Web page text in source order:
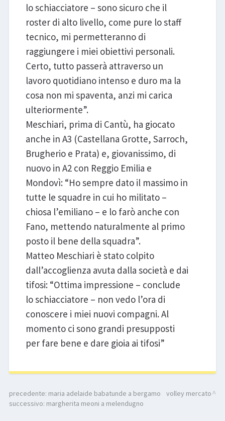
lo schiacciatore – sono sicuro che il
roster di alto livello, come pure lo staff
tecnico, mi permetteranno di
raggiungere i miei obiettivi personali.
Certo, tutto passerà attraverso un
lavoro quotidiano intenso e duro ma la
cosa non mi spaventa, anzi mi carica
ulteriormente”.
Meschiari, prima di Cantù, ha giocato
anche in A3 (Castellana Grotte, Sarroch,
Brugherio e Prata) e, giovanissimo, di
nuovo in A2 con Reggio Emilia e
Mondovì: “Ho sempre dato il massimo in
tutte le squadre in cui ho militato –
chiosa l’emiliano – e lo farò anche con
Fano, mettendo naturalmente al primo
posto il bene della squadra”.
Matteo Meschiari è stato colpito
dall’accoglienza avuta dalla società e dai
tifosi: “Ottima impressione – conclude
lo schiacciatore – non vedo l’ora di
conoscere i miei nuovi compagni. Al
momento ci sono grandi presupposti
per fare bene e dare gioia ai tifosi”
precedente: maria adelaide babatunde a bergamo
successivo: margherita meoni a melendugno
volley mercato